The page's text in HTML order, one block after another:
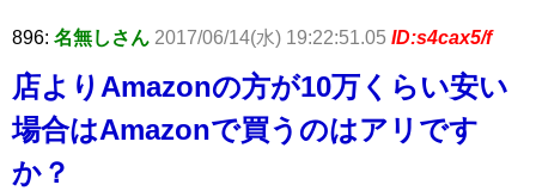
896: 名無しさん 2017/06/14(水) 19:22:51.05 ID:s4cax5/f
店よりAmazonの方が10万くらい安い
場合はAmazonで買うのはアリです
か？